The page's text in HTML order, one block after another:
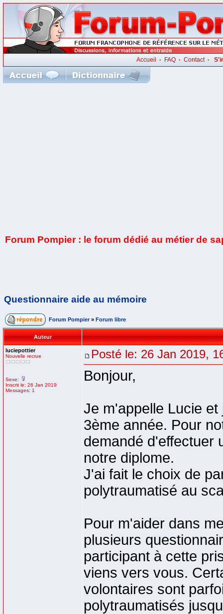
Accueil • FAQ• Contact•
Forum Pompier : le forum dédié au métier de
Questionnaire aide au mémoire
Forum Pompier » Forum libre
Auteur
luciepottier
Nouvelle recrue
Sexe:
Inscrit le: 26 Jan 2019
Messages: 1
Posté le: 26 Jan 2019,
Bonjour,
Je m'appelle Lucie
3ème année. Pour
demandé d'effectuer
notre diplome.
J'ai fait le choix de
polytraumatisé au
Pour m'aider dans
plusieurs
participant à cette
viens vers vous.
volontaires sont
polytraumatisés